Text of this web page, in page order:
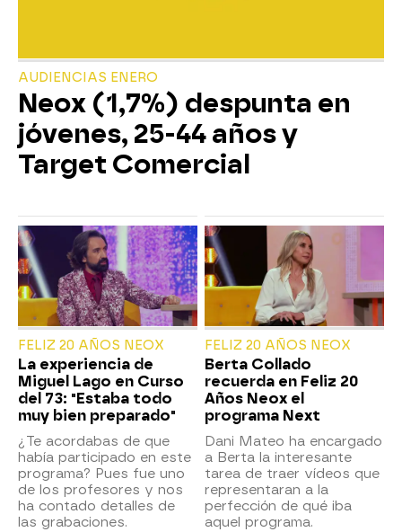
AUDIENCIAS ENERO
Neox (1,7%) despunta en
jóvenes, 25-44 años y
Target Comercial
FELIZ 20 AÑOS NEOX
La experiencia de
Miguel Lago en Curso
del 73: "Estaba todo
muy bien preparado"
¿Te acordabas de que
había participado en este
programa? Pues fue uno
de los profesores y nos
ha contado detalles de
las grabaciones.
FELIZ 20 AÑOS NEOX
Berta Collado
recuerda en Feliz 20
Años Neox el
programa Next
Dani Mateo ha encargado
a Berta la interesante
tarea de traer vídeos que
representaran a la
perfección de qué iba
aquel programa.